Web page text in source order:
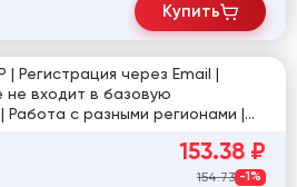
Купить
| Регистрация через Email |
не входит в базовую
Работа с разными регионами |
153.38 ₽
154.73 -1%